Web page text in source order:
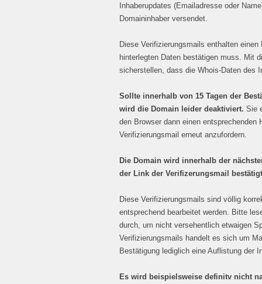
Inhaberupdates (Emailadresse oder
Domaininhaber versendet.
Diese Verifizierungsmails enthalten
hinterlegten Daten bestätigen muss. Mit
sicherstellen, dass die Whois-Daten des
Sollte innerhalb von 15 Tagen der
wird die Domain leider deaktiviert. Sie
den Browser dann einen entsprechenden
Verifizierungsmail erneut anzufordern.
Die Domain wird innerhalb der
der Link der Verifizerungsmail
Diese Verifizierungsmails sind völlig
entsprechend bearbeitet werden. Bitte
durch, um nicht versehentlich etwaigen
Verifizierungsmails handelt es sich um
Bestätigung lediglich eine Auflistung der
Es wird beispielsweise definitv nicht